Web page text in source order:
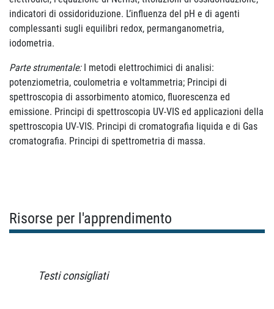
indicatori di ossidoriduzione. L’influenza del pH e di agenti
complessanti sugli equilibri redox, permanganometria,
iodometria.
Parte strumentale:I metodi elettrochimici di analisi:
potenziometria, coulometria e voltammetria; Principi di
spettroscopia di assorbimento atomico, fluorescenza ed
emissione. Principi di spettroscopia UV-VIS ed applicazioni della
spettroscopia UV-VIS. Principi di cromatografia liquida e di Gas
cromatografia. Principi di spettrometria di massa.
Risorse per l'apprendimento
Testi consigliati